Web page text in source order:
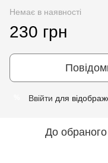
Немає в наявності
230 грн
Ввійти для
До обраного